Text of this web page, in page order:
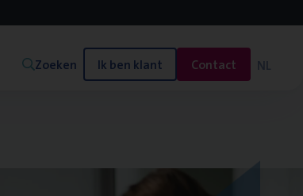
Zoeken Ik ben klant Contact NL